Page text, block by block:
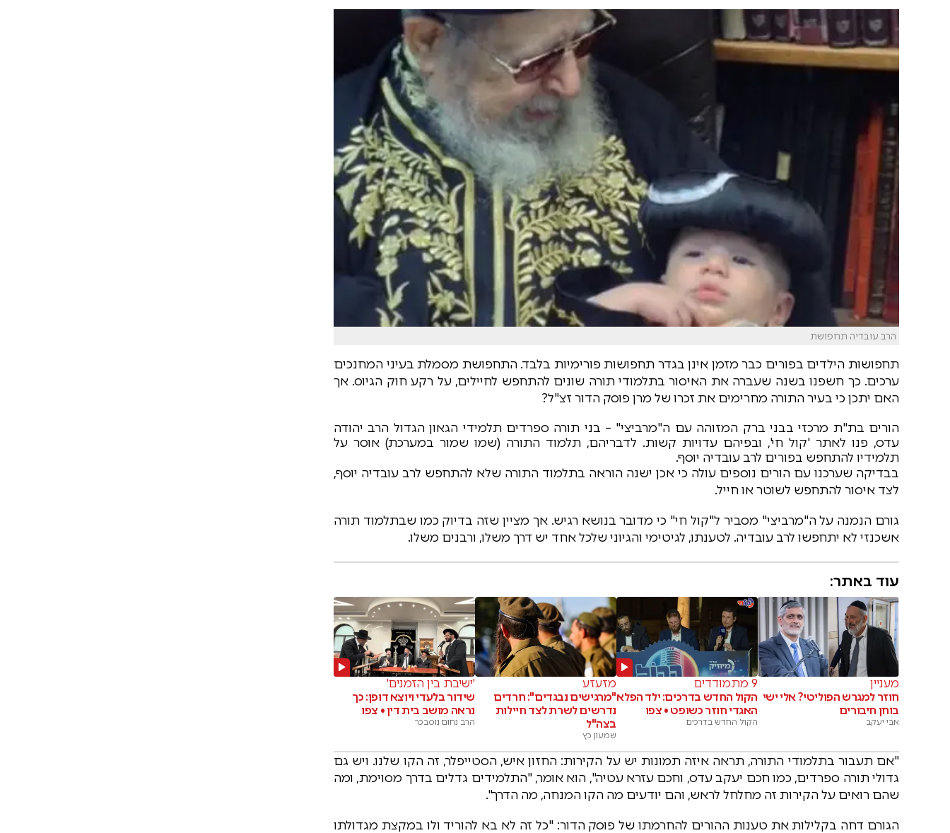
הרב עובדיה תחפושת
תחפושות הילדים בפורים כבר מזמן אינן בגדר תחפושות פורימיות בלבד. התחפושת מסמלת בעיני המחנכים
ערכים. כך חשפנו בשנה שעברה את האיסור בתלמודי תורה שונים להתחפש לחיילים, על רקע חוק הגיוס. אך
האם יתכן כי בעיר התורה מחרימים את זכרו של מרן פוסק הדור זצ"ל?
הורים בת"ת מרכזי בבני ברק המזוהה עם ה"מרביצי" – בני תורה ספרדים תלמידי הגאון הגדול הרב יהודה
עדס, פנו לאתר 'קול חי', ובפיהם עדויות קשות. לדבריהם, תלמוד התורה (שמו שמור במערכת) אוסר על
תלמידיו להתחפש בפורים לרב עובדיה יוסף.
בבדיקה שערכנו עם הורים נוספים עולה כי אכן ישנה הוראה בתלמוד התורה שלא להתחפש לרב עובדיה יוסף,
לצד איסור להתחפש לשוטר או חייל.
גורם הנמנה על ה"מרביצי" מסביר ל"קול חי" כי מדובר בנושא רגיש. אך מציין שזה בדיוק כמו שבתלמוד תורה
אשכנזי לא יתחפשו לרב עובדיה. לטענתו, לגיטימי והגיוני שלכל אחד יש דרך משלו, ורבנים משלו.
עוד באתר:
מעניין
חוזר למגרש הפוליטי? אלי ישי
בוחן חיבורים
אבי יעקב
9 מתמודדים
הקול החדש בדרכים: ילד הפלא
האגדי חוזר כשופט • צפו
הקול החדש בדרכים
מזעזע
"מרגישים נבגדים": חרדים
נדרשים לשרת לצד חיילות
בצה"ל
שמעון כץ
'ישיבת בין הזמנים'
שידור בלעדי ויוצא דופן: כך
נראה מושב בית דין • צפו
הרב נחום נוסבכר
"אם תעבור בתלמודי התורה, תראה איזה תמונות יש על הקירות: החזון איש, הסטייפלר, זה הקו שלנו. ויש גם
גדולי תורה ספרדים, כמו חכם יעקב עדס, וחכם עזרא עטיה", הוא אומר, "התלמידים גדלים בדרך מסוימת, ומה
שהם רואים על הקירות זה מחלחל לראש, והם יודעים מה הקו המנחה, מה הדרך".
הגורם דחה בקלילות את טענות ההורים להחרמתו של פוסק הדור: "כל זה לא בא להוריד ולו במקצת מגדולתו